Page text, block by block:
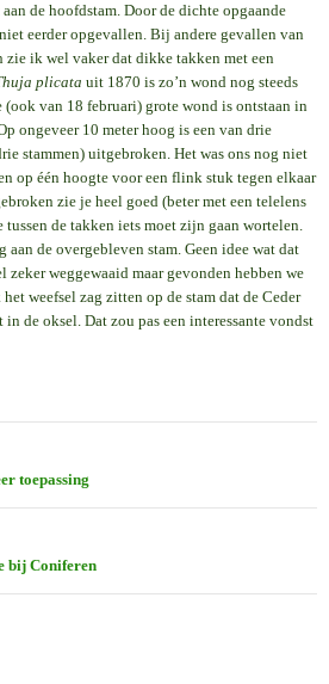
de hoofdstam. Door de dichte opgaande
eerder opgevallen. Bij andere gevallen van
zie ik wel vaker dat dikke takken met een
plicata uit 1870 is zo’n wond nog steeds
(ook van 18 februari) grote wond is ontstaan in
ongeveer 10 meter hoog is een van drie
stammen) uitgebroken. Het was ons nog niet
op één hoogte voor een flink stuk tegen elkaar
zie je heel goed (beter met een telelens
de takken iets moet zijn gaan wortelen.
aan de overgebleven stam. Geen idee wat dat
weggewaaid maar gevonden hebben we
weefsel zag zitten op de stam dat de Ceder
de oksel. Dat zou pas een interessante vondst
toepassing
bij Coniferen